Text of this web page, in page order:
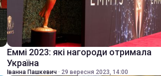
Еммі 2023: які нагороди отримала
Україна
Іванна Пашкевич · 29 вересня 2023, 14:00